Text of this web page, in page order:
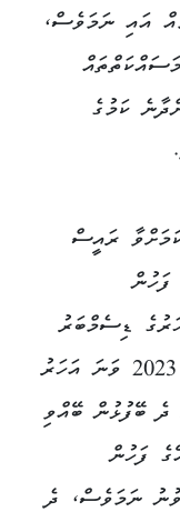
އައި ނަމަވެސް،
ކަމުގެ
ރައީސް
ޑިސެމްބަރު
މަހުގެ 24 ވަނަ ދުވަހުއެވެ. އެއީ 2023 ވަނަ އަހަރު
ބޭފުޅުން ބޭއްވި
ފަހުން
ނަމަވެސް، ދެ